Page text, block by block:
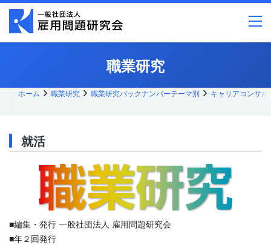
メ
ン
職業研究
ホーム 職業研究 職業研究バックナンバーテーマ別 キャリアコンサル
就活
■編集・発行 一般社団法人 雇用問題研究会
■年２回発行